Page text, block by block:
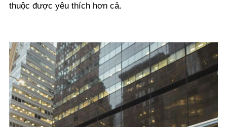
thuộc được yêu thích hơn cả.